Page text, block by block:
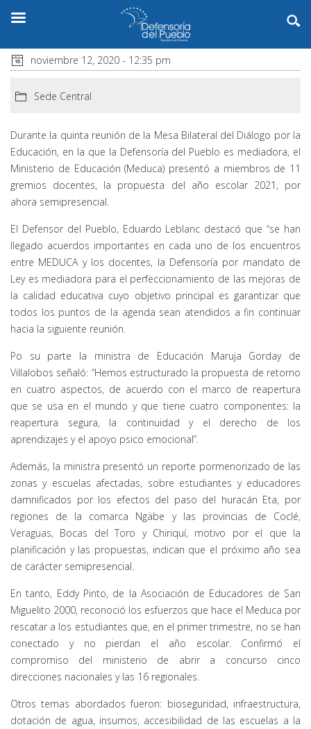
noviembre 12, 2020 - 12:35 pm
Sede Central
Durante la quinta reunión de la Mesa Bilateral del Diálogo por la
Educación, en la que la Defensoría del Pueblo es mediadora, el
Ministerio de Educación (Meduca) presentó a miembros de 11
gremios docentes, la propuesta del año escolar 2021, por
ahora semipresencial.
El Defensor del Pueblo, Eduardo Leblanc destacó que “se han
llegado acuerdos importantes en cada uno de los encuentros
entre MEDUCA y los docentes, la Defensoría por mandato de
Ley es mediadora para el perfeccionamiento de las mejoras de
la calidad educativa cuyo objetivo principal es garantizar que
todos los puntos de la agenda sean atendidos a fin continuar
hacia la siguiente reunión.
Po su parte la ministra de Educación Maruja Gorday de
Villalobos señaló: “Hemos estructurado la propuesta de retorno
en cuatro aspectos, de acuerdo con el marco de reapertura
que se usa en el mundo y que tiene cuatro componentes: la
reapertura segura, la continuidad y el derecho de los
aprendizajes y el apoyo psico emocional”.
Además, la ministra presentó un reporte pormenorizado de las
zonas y escuelas afectadas, sobre estudiantes y educadores
damnificados por los efectos del paso del huracán Eta, por
regiones de la comarca Ngäbe y las provincias de Coclé,
Veraguas, Bocas del Toro y Chiriquí, motivo por el que la
planificación y las propuestas, indican que el próximo año sea
de carácter semipresencial.
En tanto, Eddy Pinto, de la Asociación de Educadores de San
Miguelito 2000, reconoció los esfuerzos que hace el Meduca por
rescatar a los estudiantes que, en el primer trimestre, no se han
conectado y no pierdan el año escolar. Confirmó el
compromiso del ministerio de abrir a concurso cinco
direcciones nacionales y las 16 regionales.
Otros temas abordados fueron: bioseguridad, infraestructura,
dotación de agua, insumos, accesibilidad de las escuelas a la